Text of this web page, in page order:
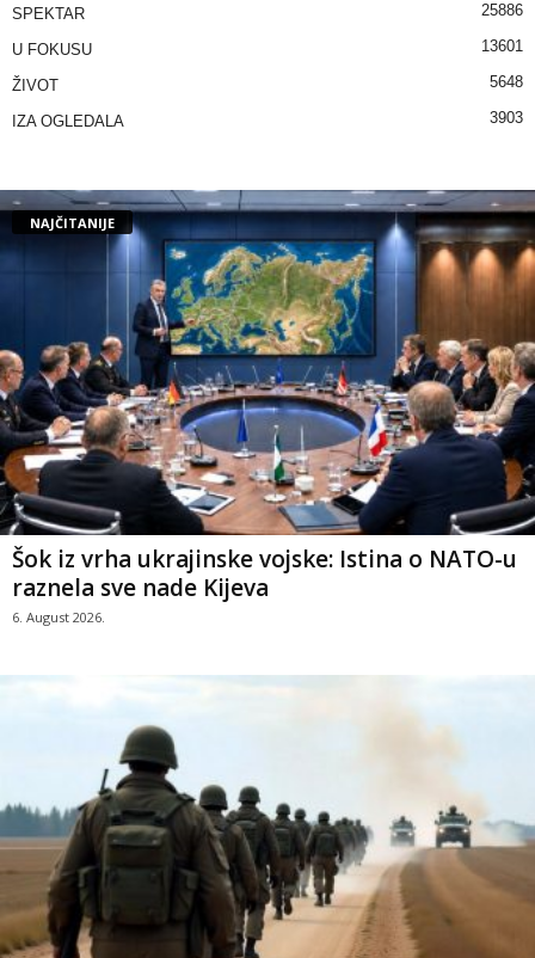
SPEKTAR 25886
U FOKUSU 13601
ŽIVOT 5648
IZA OGLEDALA 3903
NAJČITANIJE
Šok iz vrha ukrajinske vojske: Istina o NATO-u
raznela sve nade Kijeva
6. August 2026.